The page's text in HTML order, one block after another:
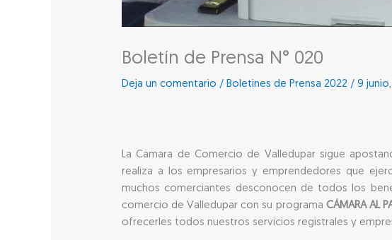
Boletín de Prensa N° 020
Deja un comentario / Boletines de Prensa 2022 /9
La Cámara de Comercio de Valledupar sigue
realiza a los empresarios y emprendedores que
muchos comerciantes desconocen de todos los
comercio de Valledupar con su programa CÁMARA AL
ofrecerles todos nuestros servicios registrales y